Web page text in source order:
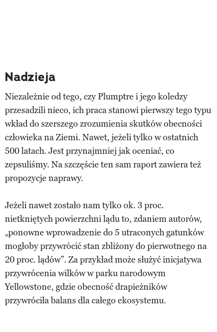
Nadzieja
Niezależnie od tego, czy Plumptre i jego koledzy
przesadzili nieco, ich praca stanowi pierwszy tego typu
wkład do szerszego zrozumienia skutków obecności
człowieka na Ziemi. Nawet, jeżeli tylko w ostatnich
500 latach. Jest przynajmniej jak oceniać, co
zepsuliśmy. Na szczęście ten sam raport zawiera też
propozycje naprawy.
Jeżeli nawet zostało nam tylko ok. 3 proc.
nietkniętych powierzchni lądu to, zdaniem autorów,
„ponowne wprowadzenie do 5 utraconych gatunków
mogłoby przywrócić stan zbliżony do pierwotnego na
20 proc. lądów”. Za przykład może służyć inicjatywa
przywrócenia wilków w parku narodowym
Yellowstone, gdzie obecność drapieżników
przywróciła balans dla całego ekosystemu.